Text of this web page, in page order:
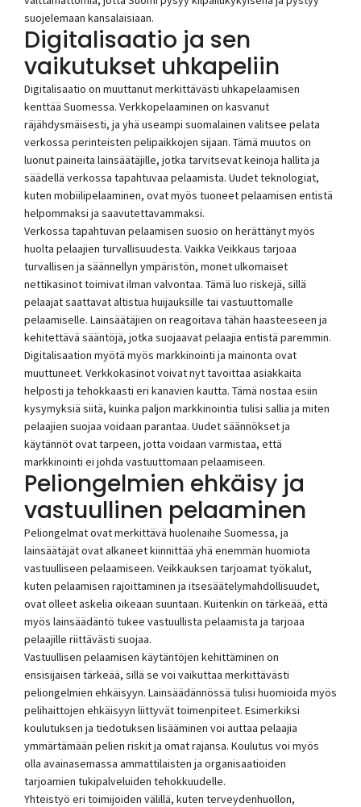
suojelemaan kansalaisiaan.
Digitalisaatio ja sen
vaikutukset uhkapeliin
Digitalisaatio on muuttanut merkittävästi uhkapelaamisen
kenttää Suomessa. Verkkopelaaminen on kasvanut
räjähdysmäisesti, ja yhä useampi suomalainen valitsee pelata
verkossa perinteisten pelipaikkojen sijaan. Tämä muutos on
luonut paineita lainsäätäjille, jotka tarvitsevat keinoja hallita ja
säädellä verkossa tapahtuvaa pelaamista. Uudet teknologiat,
kuten mobiilipelaaminen, ovat myös tuoneet pelaamisen entistä
helpommaksi ja saavutettavammaksi.
Verkossa tapahtuvan pelaamisen suosio on herättänyt myös
huolta pelaajien turvallisuudesta. Vaikka Veikkaus tarjoaa
turvallisen ja säännellyn ympäristön, monet ulkomaiset
nettikasinot toimivat ilman valvontaa. Tämä luo riskejä, sillä
pelaajat saattavat altistua huijauksille tai vastuuttomalle
pelaamiselle. Lainsäätäjien on reagoitava tähän haasteeseen ja
kehitettävä sääntöjä, jotka suojaavat pelaajia entistä paremmin.
Digitalisaation myötä myös markkinointi ja mainonta ovat
muuttuneet. Verkkokasinot voivat nyt tavoittaa asiakkaita
helposti ja tehokkaasti eri kanavien kautta. Tämä nostaa esiin
kysymyksiä siitä, kuinka paljon markkinointia tulisi sallia ja miten
pelaajien suojaa voidaan parantaa. Uudet säännökset ja
käytännöt ovat tarpeen, jotta voidaan varmistaa, että
markkinointi ei johda vastuuttomaan pelaamiseen.
Peliongelmien ehkäisy ja
vastuullinen pelaaminen
Peliongelmat ovat merkittävä huolenaihe Suomessa, ja
lainsäätäjät ovat alkaneet kiinnittää yhä enemmän huomiota
vastuulliseen pelaamiseen. Veikkauksen tarjoamat työkalut,
kuten pelaamisen rajoittaminen ja itsesäätelymahdollisuudet,
ovat olleet askelia oikeaan suuntaan. Kuitenkin on tärkeää, että
myös lainsäädäntö tukee vastuullista pelaamista ja tarjoaa
pelaajille riittävästi suojaa.
Vastuullisen pelaamisen käytäntöjen kehittäminen on
ensisijaisen tärkeää, sillä se voi vaikuttaa merkittävästi
peliongelmien ehkäisyyn. Lainsäädännössä tulisi huomioida myös
pelihaittojen ehkäisyyn liittyvät toimenpiteet. Esimerkiksi
koulutuksen ja tiedotuksen lisääminen voi auttaa pelaajia
ymmärtämään pelien riskit ja omat rajansa. Koulutus voi myös
olla avainasemassa ammattilaisten ja organisaatioiden
tarjoamien tukipalveluiden tehokkuudelle.
Yhteistyö eri toimijoiden välillä, kuten terveydenhuollon,